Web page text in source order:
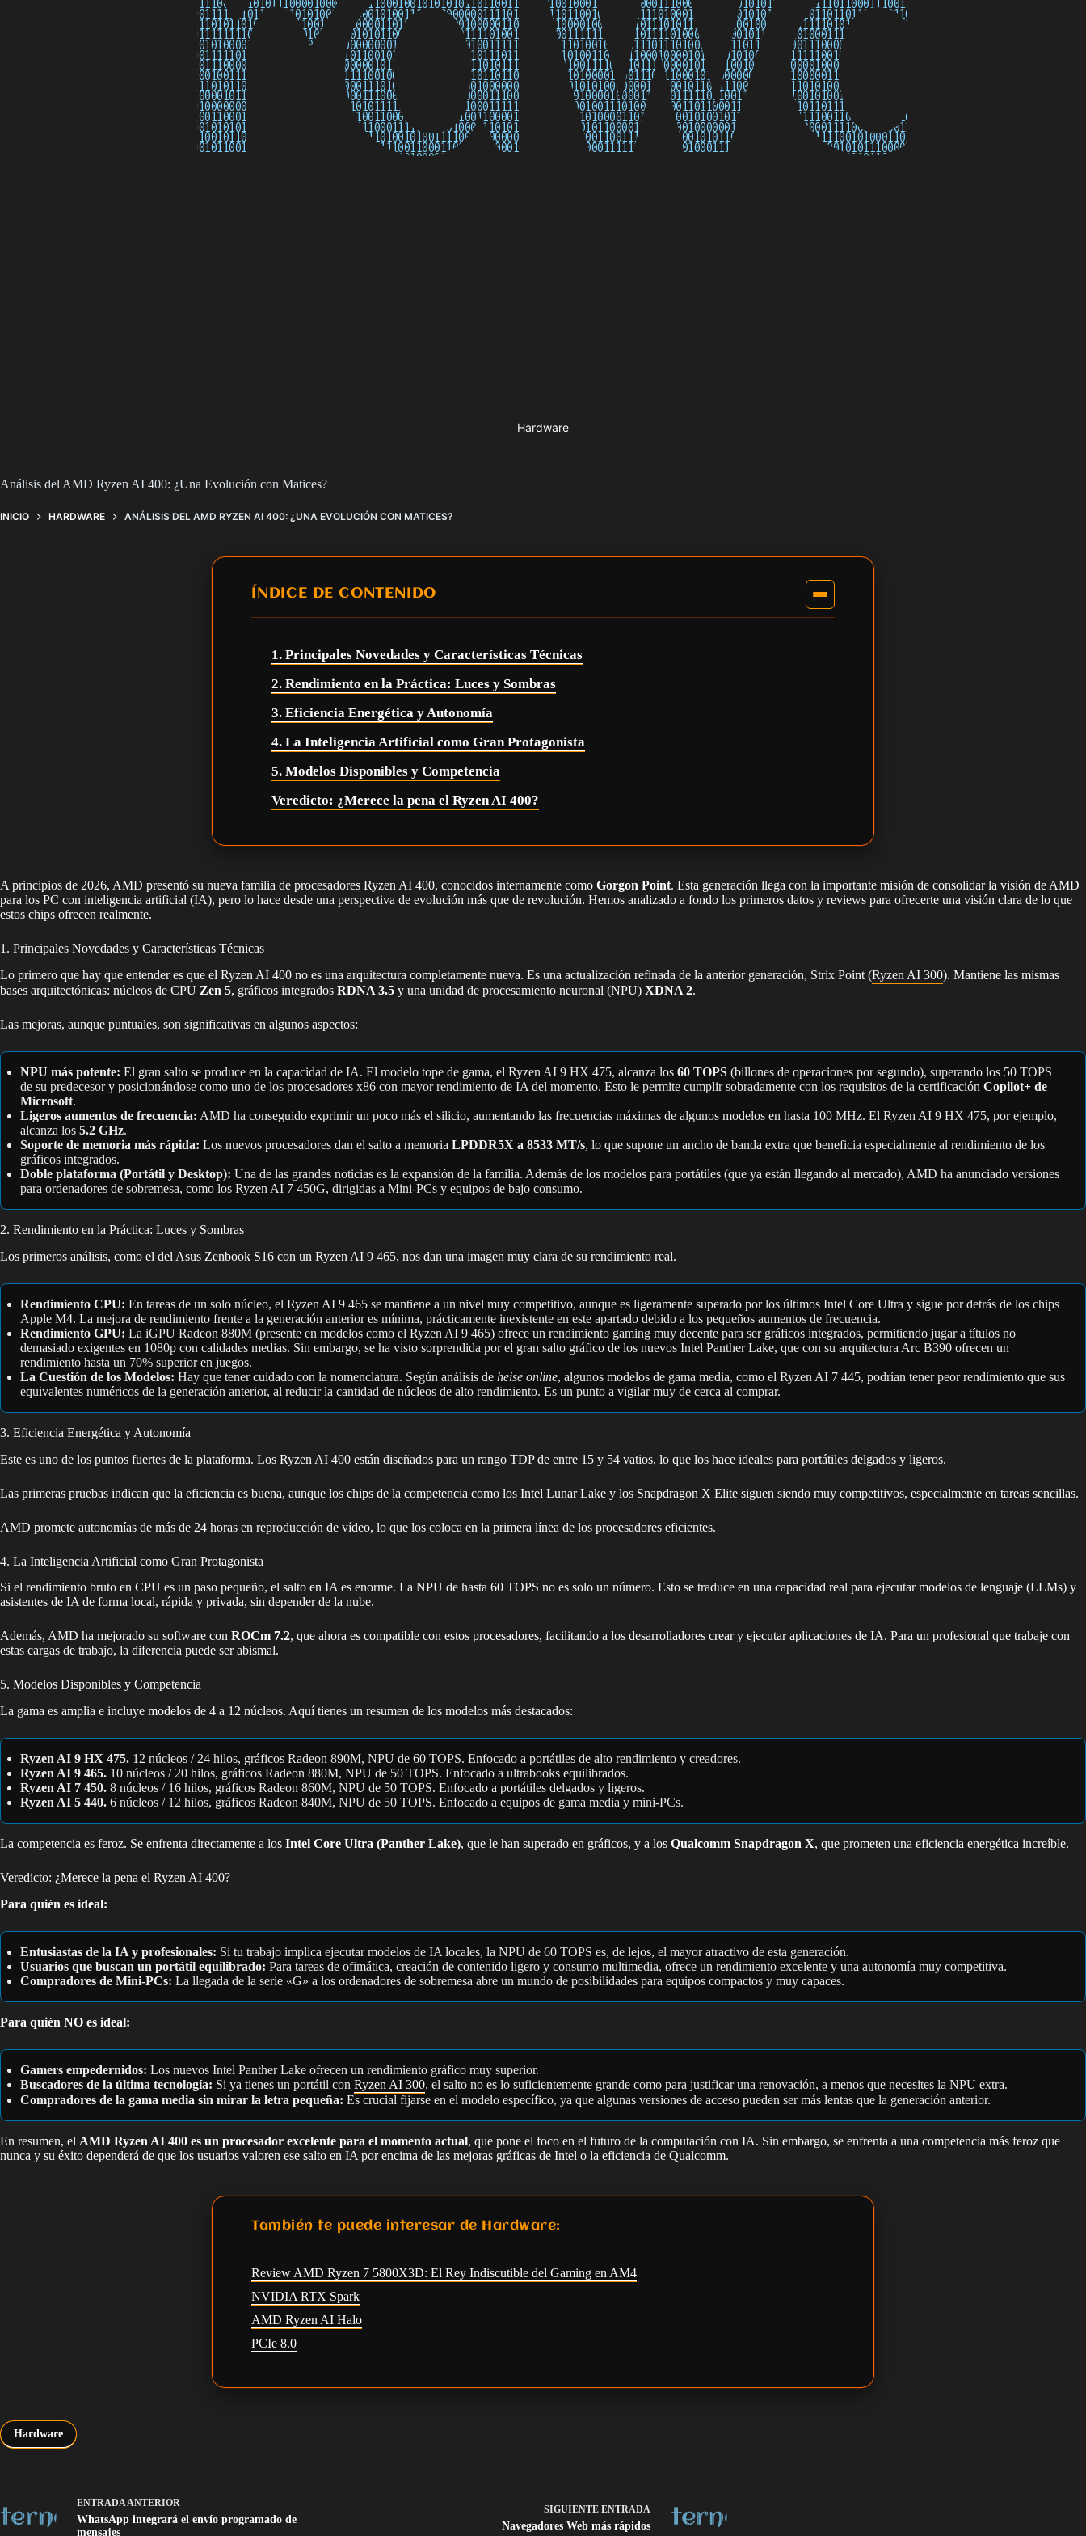
Hardware
Análisis del AMD Ryzen AI 400: ¿Una Evolución con Matices?
INICIO HARDWARE ANÁLISIS DEL AMD RYZEN AI 400: ¿UNA EVOLUCIÓN CON MATICES?
ÍNDICE DE CONTENIDO
1. Principales Novedades y Características Técnicas
2. Rendimiento en la Práctica: Luces y Sombras
3. Eficiencia Energética y Autonomía
4. La Inteligencia Artificial como Gran Protagonista
5. Modelos Disponibles y Competencia
Veredicto: ¿Merece la pena el Ryzen AI 400?
A principios de 2026, AMD presentó su nueva familia de procesadores Ryzen AI 400, conocidos internamente como Gorgon Point. Esta generación llega con la importante misión de consolidar la visión de AMD
para los PC con inteligencia artificial (IA), pero lo hace desde una perspectiva de evolución más que de revolución. Hemos analizado a fondo los primeros datos y reviews para ofrecerte una visión clara de lo que
estos chips ofrecen realmente.
1. Principales Novedades y Características Técnicas
Lo primero que hay que entender es que el Ryzen AI 400 no es una arquitectura completamente nueva. Es una actualización refinada de la anterior generación, Strix Point (Ryzen AI 300). Mantiene las mismas
bases arquitectónicas: núcleos de CPU Zen 5, gráficos integrados RDNA 3.5 y una unidad de procesamiento neuronal (NPU) XDNA 2.
Las mejoras, aunque puntuales, son significativas en algunos aspectos:
NPU más potente: El gran salto se produce en la capacidad de IA. El modelo tope de gama, el Ryzen AI 9 HX 475, alcanza los 60 TOPS (billones de operaciones por segundo), superando los 50 TOPS
de su predecesor y posicionándose como uno de los procesadores x86 con mayor rendimiento de IA del momento. Esto le permite cumplir sobradamente con los requisitos de la certificación Copilot+ de
Microsoft.
Ligeros aumentos de frecuencia: AMD ha conseguido exprimir un poco más el silicio, aumentando las frecuencias máximas de algunos modelos en hasta 100 MHz. El Ryzen AI 9 HX 475, por ejemplo,
alcanza los 5.2 GHz.
Soporte de memoria más rápida: Los nuevos procesadores dan el salto a memoria LPDDR5X a 8533 MT/s, lo que supone un ancho de banda extra que beneficia especialmente al rendimiento de los
gráficos integrados.
Doble plataforma (Portátil y Desktop): Una de las grandes noticias es la expansión de la familia. Además de los modelos para portátiles (que ya están llegando al mercado), AMD ha anunciado versiones
para ordenadores de sobremesa, como los Ryzen AI 7 450G, dirigidas a Mini-PCs y equipos de bajo consumo.
2. Rendimiento en la Práctica: Luces y Sombras
Los primeros análisis, como el del Asus Zenbook S16 con un Ryzen AI 9 465, nos dan una imagen muy clara de su rendimiento real.
Rendimiento CPU: En tareas de un solo núcleo, el Ryzen AI 9 465 se mantiene a un nivel muy competitivo, aunque es ligeramente superado por los últimos Intel Core Ultra y sigue por detrás de los chips
Apple M4. La mejora de rendimiento frente a la generación anterior es mínima, prácticamente inexistente en este apartado debido a los pequeños aumentos de frecuencia.
Rendimiento GPU: La iGPU Radeon 880M (presente en modelos como el Ryzen AI 9 465) ofrece un rendimiento gaming muy decente para ser gráficos integrados, permitiendo jugar a títulos no
demasiado exigentes en 1080p con calidades medias. Sin embargo, se ha visto sorprendida por el gran salto gráfico de los nuevos Intel Panther Lake, que con su arquitectura Arc B390 ofrecen un
rendimiento hasta un 70% superior en juegos.
La Cuestión de los Modelos: Hay que tener cuidado con la nomenclatura. Según análisis de heise online, algunos modelos de gama media, como el Ryzen AI 7 445, podrían tener peor rendimiento que sus
equivalentes numéricos de la generación anterior, al reducir la cantidad de núcleos de alto rendimiento. Es un punto a vigilar muy de cerca al comprar.
3. Eficiencia Energética y Autonomía
Este es uno de los puntos fuertes de la plataforma. Los Ryzen AI 400 están diseñados para un rango TDP de entre 15 y 54 vatios, lo que los hace ideales para portátiles delgados y ligeros.
Las primeras pruebas indican que la eficiencia es buena, aunque los chips de la competencia como los Intel Lunar Lake y los Snapdragon X Elite siguen siendo muy competitivos, especialmente en tareas sencillas.
AMD promete autonomías de más de 24 horas en reproducción de vídeo, lo que los coloca en la primera línea de los procesadores eficientes.
4. La Inteligencia Artificial como Gran Protagonista
Si el rendimiento bruto en CPU es un paso pequeño, el salto en IA es enorme. La NPU de hasta 60 TOPS no es solo un número. Esto se traduce en una capacidad real para ejecutar modelos de lenguaje (LLMs) y
asistentes de IA de forma local, rápida y privada, sin depender de la nube.
Además, AMD ha mejorado su software con ROCm 7.2, que ahora es compatible con estos procesadores, facilitando a los desarrolladores crear y ejecutar aplicaciones de IA. Para un profesional que trabaje con
estas cargas de trabajo, la diferencia puede ser abismal.
5. Modelos Disponibles y Competencia
La gama es amplia e incluye modelos de 4 a 12 núcleos. Aquí tienes un resumen de los modelos más destacados:
Ryzen AI 9 HX 475. 12 núcleos / 24 hilos, gráficos Radeon 890M, NPU de 60 TOPS. Enfocado a portátiles de alto rendimiento y creadores.
Ryzen AI 9 465. 10 núcleos / 20 hilos, gráficos Radeon 880M, NPU de 50 TOPS. Enfocado a ultrabooks equilibrados.
Ryzen AI 7 450. 8 núcleos / 16 hilos, gráficos Radeon 860M, NPU de 50 TOPS. Enfocado a portátiles delgados y ligeros.
Ryzen AI 5 440. 6 núcleos / 12 hilos, gráficos Radeon 840M, NPU de 50 TOPS. Enfocado a equipos de gama media y mini-PCs.
La competencia es feroz. Se enfrenta directamente a los Intel Core Ultra (Panther Lake), que le han superado en gráficos, y a los Qualcomm Snapdragon X, que prometen una eficiencia energética increíble.
Veredicto: ¿Merece la pena el Ryzen AI 400?
Para quién es ideal:
Entusiastas de la IA y profesionales: Si tu trabajo implica ejecutar modelos de IA locales, la NPU de 60 TOPS es, de lejos, el mayor atractivo de esta generación.
Usuarios que buscan un portátil equilibrado: Para tareas de ofimática, creación de contenido ligero y consumo multimedia, ofrece un rendimiento excelente y una autonomía muy competitiva.
Compradores de Mini-PCs: La llegada de la serie «G» a los ordenadores de sobremesa abre un mundo de posibilidades para equipos compactos y muy capaces.
Para quién NO es ideal:
Gamers empedernidos: Los nuevos Intel Panther Lake ofrecen un rendimiento gráfico muy superior.
Buscadores de la última tecnología: Si ya tienes un portátil con Ryzen AI 300, el salto no es lo suficientemente grande como para justificar una renovación, a menos que necesites la NPU extra.
Compradores de la gama media sin mirar la letra pequeña: Es crucial fijarse en el modelo específico, ya que algunas versiones de acceso pueden ser más lentas que la generación anterior.
En resumen, el AMD Ryzen AI 400 es un procesador excelente para el momento actual, que pone el foco en el futuro de la computación con IA. Sin embargo, se enfrenta a una competencia más feroz que
nunca y su éxito dependerá de que los usuarios valoren ese salto en IA por encima de las mejoras gráficas de Intel o la eficiencia de Qualcomm.
También te puede interesar de Hardware:
Review AMD Ryzen 7 5800X3D: El Rey Indiscutible del Gaming en AM4
NVIDIA RTX Spark
AMD Ryzen AI Halo
PCIe 8.0
Hardware
ENTRADA ANTERIOR
WhatsApp integrará el envío programado de
mensajes
SIGUIENTE ENTRADA
Navegadores Web más rápidos